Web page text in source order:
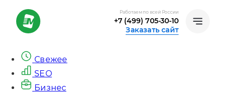
Работаем по всей России
+7 (499) 705-30-10
Заказать сайт
Свежее
SEO
Бизнес